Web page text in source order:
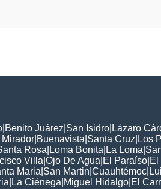
Benito Juárez San Isidro Lázaro
Mirador Buenavista Santa Cruz Los
Rosa Loma Bonita La Loma
Villa Ojo De Agua El Paraíso El
Maria San Martin Cuauhtémoc
La Ciénega Miguel Hidalgo El